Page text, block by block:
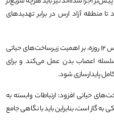
تا منطقه آزاد ارس در برابر تهدیدهای
وی همچنین با یادآوری تجربه دفاع مقدس ۱۲ روزه، بر اهمیت زیرساخت‌های حیاتی
اعصاب بدن عمل می‌کند و برای
پایدارسازی شود.
حیاتی افزود: ارتباطات وابسته به
گاز است، بنابراین باید با نگاهی جامع